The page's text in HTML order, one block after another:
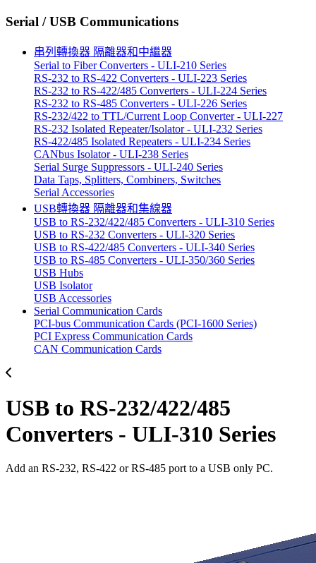
Serial / USB Communications
串列轉換器 隔離器和中繼器
Serial to Fiber Converters - ULI-210 Series
RS-232 to RS-422 Converters - ULI-223 Series
RS-232 to RS-422/485 Converters - ULI-224 Series
RS-232 to RS-485 Converters - ULI-226 Series
RS-232/422 to TTL/Current Loop Converter - ULI-227
RS-232 Isolated Repeater/Isolator - ULI-232 Series
RS-422/485 Isolated Repeaters - ULI-234 Series
CANbus Isolator - ULI-238 Series
Serial Surge Suppressors - ULI-240 Series
Data Taps, Splitters, Combiners, Switches
Serial Accessories
USB轉換器 隔離器和集線器
USB to RS-232/422/485 Converters - ULI-310 Series
USB to RS-232 Converters - ULI-320 Series
USB to RS-422/485 Converters - ULI-340 Series
USB to RS-485 Converters - ULI-350/360 Series
USB Hubs
USB Isolator
USB Accessories
Serial Communication Cards
PCI-bus Communication Cards (PCI-1600 Series)
PCI Express Communication Cards
CAN Communication Cards
USB to RS-232/422/485
Converters - ULI-310 Series
Add an RS-232, RS-422 or RS-485 port to a USB only PC.